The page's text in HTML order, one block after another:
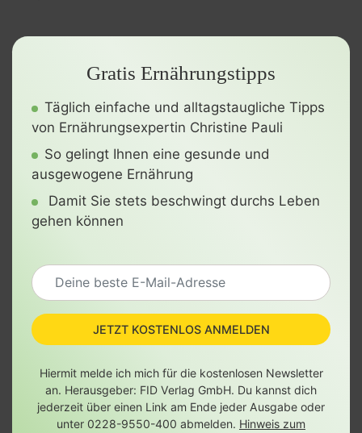
Gratis Ernährungstipps
Täglich einfache und alltagstaugliche Tipps
von Ernährungsexpertin Christine Pauli
So gelingt Ihnen eine gesunde und
ausgewogene Ernährung
Damit Sie stets beschwingt durchs Leben
gehen können
JETZT KOSTENLOS ANMELDEN
Hiermit melde ich mich für die kostenlosen Newsletter
an. Herausgeber: FID Verlag GmbH. Du kannst dich
jederzeit über einen Link am Ende jeder Ausgabe oder
unter 0228-9550-400 abmelden. Hinweis zum